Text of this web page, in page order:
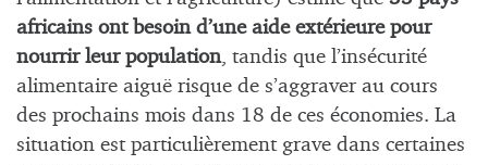
africains ont besoin d’une aide extérieure pour
nourrir leur population, tandis que l’insécurité
alimentaire aiguë risque de s’aggraver au cours
des prochains mois dans 18 de ces économies. La
situation est particulièrement grave dans certaines